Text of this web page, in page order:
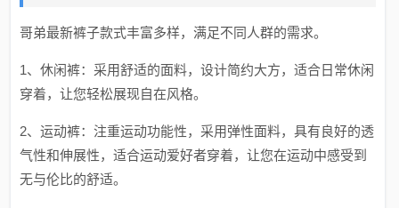
哥弟最新裤子款式丰富多样，满足不同人群的需求。
1、休闲裤：采用舒适的面料，设计简约大方，适合日常休闲
穿着，让您轻松展现自在风格。
2、运动裤：注重运动功能性，采用弹性面料，具有良好的透
气性和伸展性，适合运动爱好者穿着，让您在运动中感受到
无与伦比的舒适。